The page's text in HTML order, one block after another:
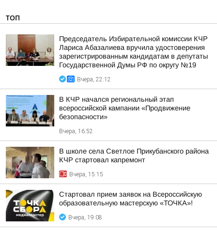
ТОП
Председатель Избирательной комиссии КЧР
Лариса Абазалиева вручила удостоверения
зарегистрированным кандидатам в депутаты
Государственной Думы РФ по округу №19
Вчера, 22:12
В КЧР начался региональный этап
всероссийской кампании «Продвижение
безопасности»
Вчера, 16:52
В школе села Светлое Прикубанского района
КЧР стартовал капремонт
Вчера, 15:15
Стартовал прием заявок на Всероссийскую
образовательную мастерскую «ТОЧКА»!
Вчера, 19:08